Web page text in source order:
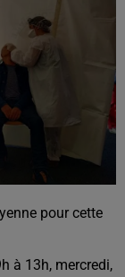
pour cette
à 13h, mercredi,